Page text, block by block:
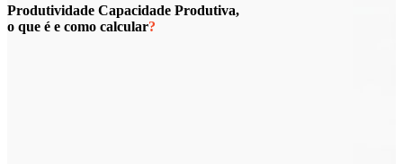
Produtividade Capacidade Produtiva,
o que é e como calcular?